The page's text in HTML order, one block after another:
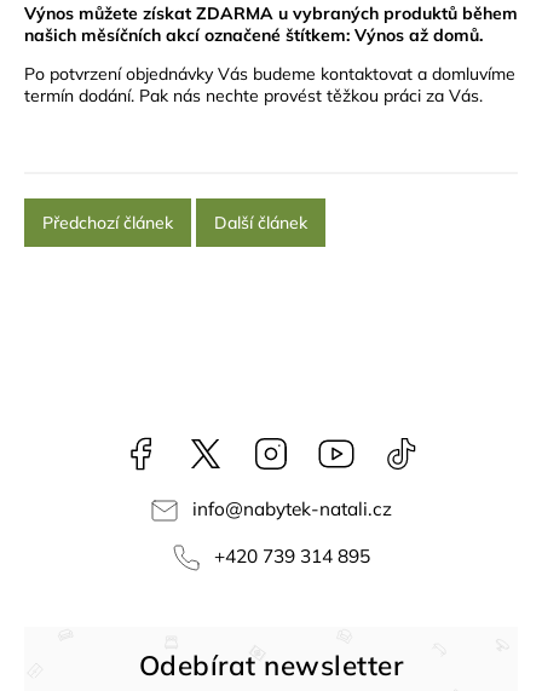
Výnos můžete získat ZDARMA u vybraných produktů během
našich měsíčních akcí označené štítkem: Výnos až domů.
Po potvrzení objednávky Vás budeme kontaktovat a domluvíme
termín dodání. Pak nás nechte provést těžkou práci za Vás.
Předchozí článek Další článek
Facebook NataliNabytek
Instagram YouTube
info@nabytek-natali.cz
+420 739 314 895
Odebírat newsletter